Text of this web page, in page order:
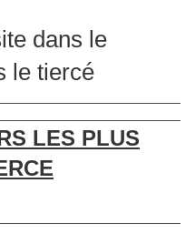
dans le
le tiercé
LES PLUS